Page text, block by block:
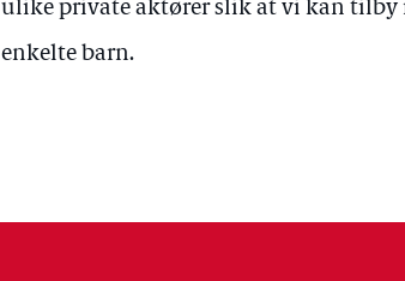
ulike private aktører slik at vi kan
enkelte barn.